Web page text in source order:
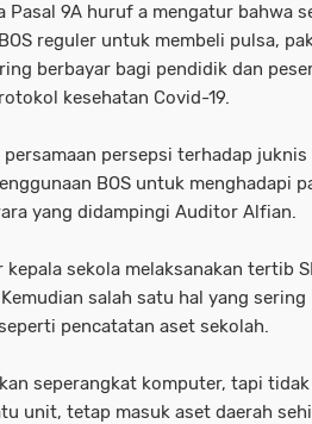
Pasal 9A huruf a mengatur bahwa
reguler untuk membeli pulsa,
berbayar bagi pendidik dan
kesehatan Covid-19.
persepsi terhadap juknis
BOS untuk menghadapi
yang didampingi Auditor Alfian.
sekola melaksanakan tertib
salah satu hal yang sering
pencatatan aset sekolah.
seperangkat komputer, tapi tidak
unit, tetap masuk aset daerah